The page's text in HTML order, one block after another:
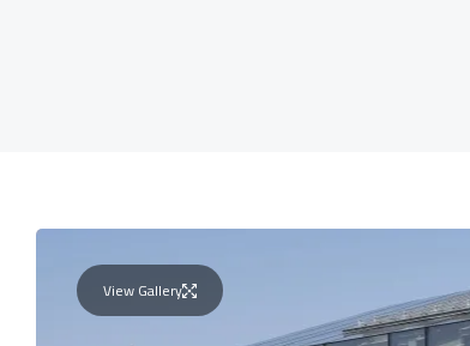
View Gallery